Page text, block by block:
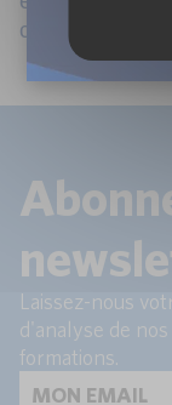
ce cycle.
Laissez-nous
d'analyse de
formations.